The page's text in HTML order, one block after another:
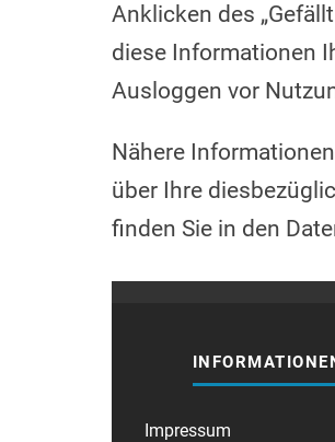
Anklicken des
diese Informationen
Ausloggen vor
Nähere
über Ihre
finden Sie in den
Impressum